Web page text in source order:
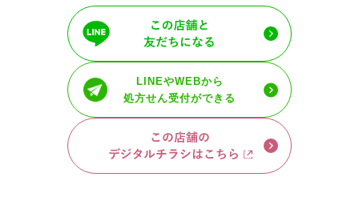
LINEやWEBから
処方せん受付ができる